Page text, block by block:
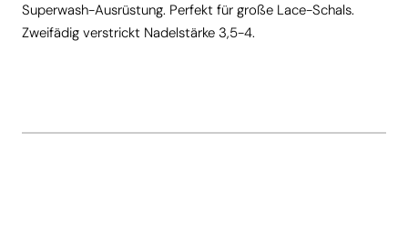
Superwash-Ausrüstung. Perfekt für große Lace-Schals.
Zweifädig verstrickt Nadelstärke 3,5-4.